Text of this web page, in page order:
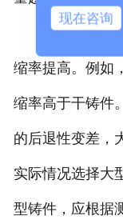
3.铸钢件的特
缩率提高。例如
缩率高于干铸件
的后退性变差，
实际情况选择大
型铸件，应根据
现在咨询